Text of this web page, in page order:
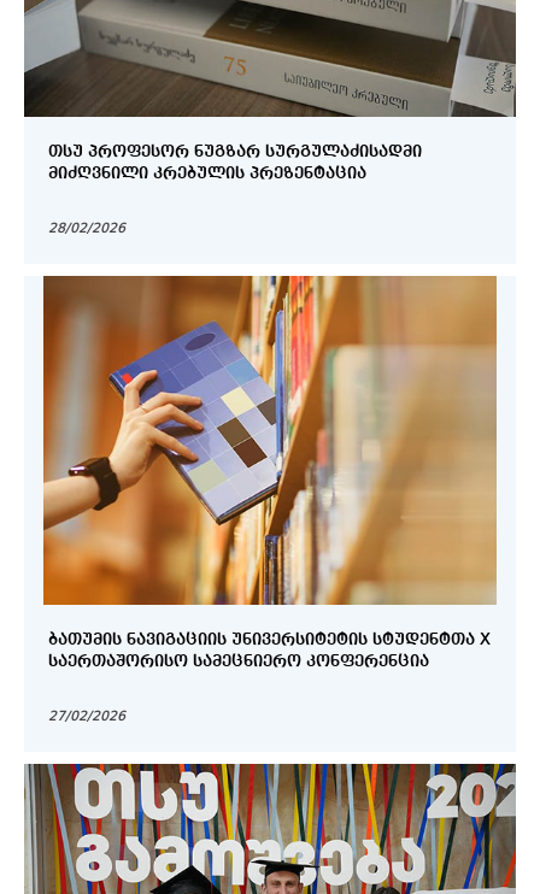
ᲗᲡᲣ ᲞᲠᲝᲤᲔᲡᲝᲠ ᲜᲣᲒᲖᲐᲠ ᲡᲣᲠᲒᲣᲚᲐᲫᲘᲡᲐᲓᲛᲘ
ᲛᲘᲫᲦᲕᲜᲘᲚᲘ ᲙᲠᲔᲑᲣᲚᲘᲡ ᲞᲠᲔᲖᲔᲜᲢᲐᲪᲘᲐ
28/02/2026
ᲑᲐᲗᲣᲛᲘᲡ ᲜᲐᲕᲘᲒᲐᲪᲘᲘᲡ ᲣᲜᲘᲕᲔᲠᲡᲘᲢᲔᲢᲘᲡ ᲡᲢᲣᲓᲔᲜᲢᲗᲐ X
ᲡᲐᲔᲠᲗᲐᲨᲝᲠᲘᲡᲝ ᲡᲐᲛᲔᲪᲜᲘᲔᲠᲝ ᲙᲝᲜᲤᲔᲠᲔᲜᲪᲘᲐ
27/02/2026